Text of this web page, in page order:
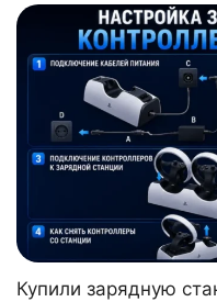
Купили зарядную